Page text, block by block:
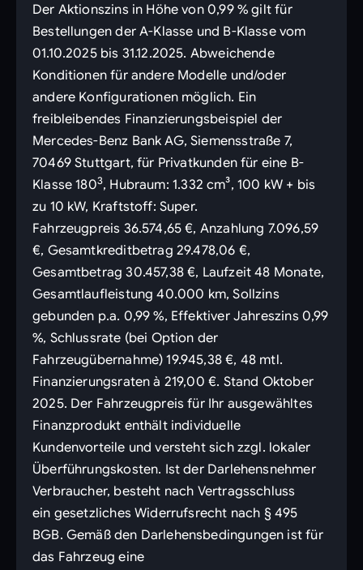
Der Aktionszins in Höhe von 0,99 % gilt für
Bestellungen der A-Klasse und B-Klasse vom
01.10.2025 bis 31.12.2025. Abweichende
Konditionen für andere Modelle und/oder
andere Konfigurationen möglich. Ein
freibleibendes Finanzierungsbeispiel der
Mercedes-Benz Bank AG, Siemensstraße 7,
70469 Stuttgart, für Privatkunden für eine B-
Klasse 1803, Hubraum: 1.332 cm³, 100 kW + bis
zu 10 kW, Kraftstoff: Super.
Fahrzeugpreis 36.574,65 €, Anzahlung 7.096,59
€, Gesamtkreditbetrag 29.478,06 €,
Gesamtbetrag 30.457,38 €, Laufzeit 48 Monate,
Gesamtlaufleistung 40.000 km, Sollzins
gebunden p.a. 0,99 %, Effektiver Jahreszins 0,99
%, Schlussrate (bei Option der
Fahrzeugübernahme) 19.945,38 €, 48 mtl.
Finanzierungsraten à 219,00 €. Stand Oktober
2025. Der Fahrzeugpreis für Ihr ausgewähltes
Finanzprodukt enthält individuelle
Kundenvorteile und versteht sich zzgl. lokaler
Überführungskosten. Ist der Darlehensnehmer
Verbraucher, besteht nach Vertragsschluss
ein gesetzliches Widerrufsrecht nach § 495
BGB. Gemäß den Darlehensbedingungen ist für
das Fahrzeug eine